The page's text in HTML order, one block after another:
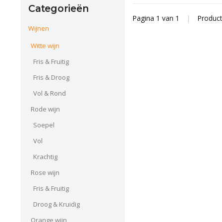
Categorieën
Wijnen
Witte wijn
Fris & Fruitig
Fris & Droog
Vol & Rond
Rode wijn
Soepel
Vol
Krachtig
Rose wijn
Fris & Fruitig
Droog & Kruidig
Orange wijn
Pagina 1 van 1 |